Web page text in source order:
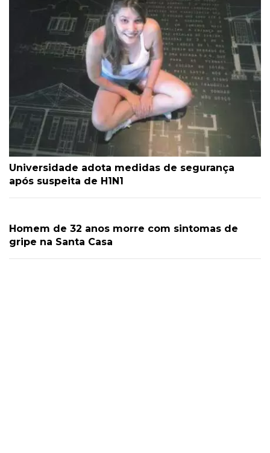
Universidade adota medidas de segurança
após suspeita de H1N1
Homem de 32 anos morre com sintomas de
gripe na Santa Casa